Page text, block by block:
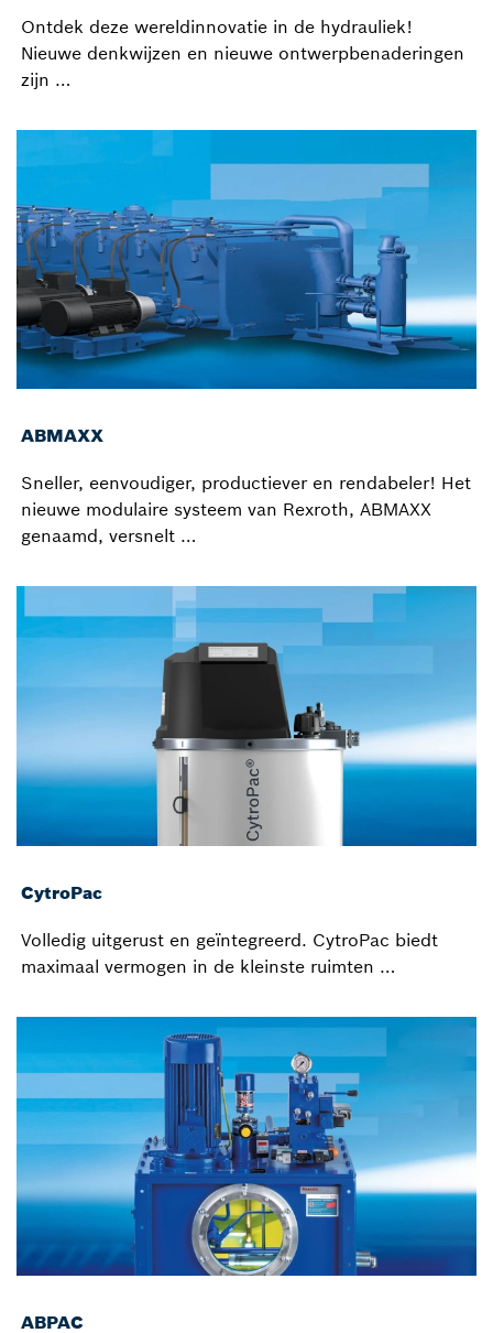
Ontdek deze wereldinnovatie in de hydrauliek!
Nieuwe denkwijzen en nieuwe ontwerpbenaderingen
zijn …
ABMAXX
Sneller, eenvoudiger, productiever en rendabeler! Het
nieuwe modulaire systeem van Rexroth, ABMAXX
genaamd, versnelt …
CytroPac
Volledig uitgerust en geïntegreerd. CytroPac biedt
maximaal vermogen in de kleinste ruimten …
ABPAC